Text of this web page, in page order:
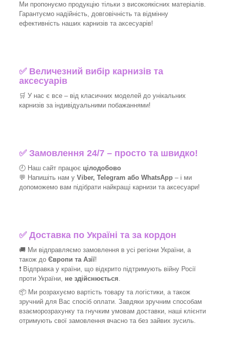
Ми пропонуємо продукцію тільки з високоякісних матеріалів.
Гарантуємо надійність, довговічність та відмінну
ефективність наших карнизів та аксесуарів!​
✅ Величезний вибір карнизів та
аксесуарів
🛒 У нас є все – від класичних моделей до унікальних
карнизів за індивідуальними побажаннями!​
✅Замовлення 24/7 – просто та швидко!
🕘 Наш сайт працює цілодобово
💬 Напишіть нам у Viber, Telegram або WhatsApp – і ми
допоможемо вам підібрати найкращі карнизи та аксесуари!
✅Доставка по Україні та за кордон
🚚 Ми відправляємо замовлення в усі регіони України, а
також до Європи та Азії!
❗ Відправка у країни, що відкрито підтримують війну Росії
проти України, не здійснюється.
📦 Ми розрахуємо вартість товару та логістики, а також
зручний для Вас спосіб оплати. Завдяки зручним способам
взаєморозрахунку та гнучким умовам доставки, наші клієнти
отримують свої замовлення вчасно та без зайвих зусиль.